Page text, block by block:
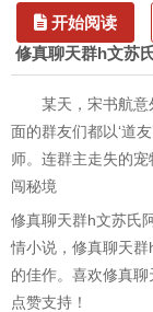
开始阅读
修真聊天群h文苏
某天，宋书航
面的群友们都以‘道
师。连群主走失的宠
闯秘境
修真聊天群h文苏氏
情小说，修真聊天
的佳作。喜欢修真
点赞支持！